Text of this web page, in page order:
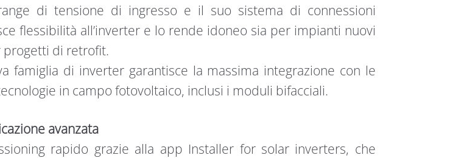
di tensione di ingresso e il suo sistema di connessioni
flessibilità all’inverter e lo rende idoneo sia per impianti nuovi
progetti di retrofit.
famiglia di inverter garantisce la massima integrazione con le
in campo fotovoltaico, inclusi i moduli bifacciali.
avanzata
rapido grazie alla app Installer for solar inverters, che